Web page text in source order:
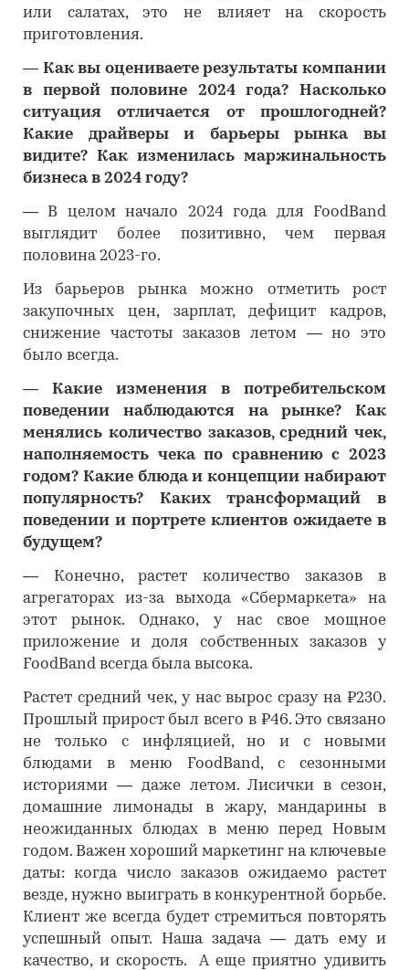
или салатах, это не влияет на скорость
приготовления.
― Как вы оцениваете результаты компании
в первой половине 2024 года? Насколько
ситуация отличается от прошлогодней?
Какие драйверы и барьеры рынка вы
видите? Как изменилась маржинальность
бизнеса в 2024 году?
―
В целом начало 2024 года для FoodBand
выглядит более позитивно, чем первая
половина 2023-го.
Из барьеров рынка можно отметить рост
закупочных цен, зарплат, дефицит кадров,
снижение частоты заказов летом — но это
было всегда.
―
Какие изменения в потребительском
поведении наблюдаются на рынке? Как
менялись количество заказов, средний чек,
наполняемость чека по сравнению с 2023
годом? Какие блюда и концепции набирают
популярность? Каких трансформаций в
поведении и портрете клиентов ожидаете в
будущем?
―
Конечно, растет количество заказов в
агрегаторах из-за выхода «Сбермаркета» на
этот рынок. Однако, у нас свое мощное
приложение и доля собственных заказов у
FoodBand всегда была высока.
Растет средний чек, у нас вырос сразу на ₽230.
Прошлый прирост был всего в ₽46. Это связано
не только с инфляцией, но и с новыми
блюдами в меню FoodBand, с сезонными
историями — даже летом. Лисички в сезон,
домашние лимонады в жару, мандарины в
неожиданных блюдах в меню перед Новым
годом. Важен хороший маркетинг на ключевые
даты: когда число заказов ожидаемо растет
везде, нужно выиграть в конкурентной борьбе.
Клиент же всегда будет стремиться повторять
успешный опыт. Наша задача — дать ему и
качество, и скорость. А еще приятно удивить